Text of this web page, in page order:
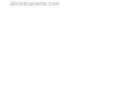
aforisticamente.com